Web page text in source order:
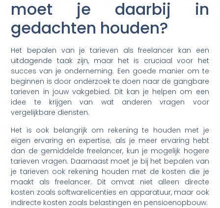
moet je daarbij in
gedachten houden?
Het bepalen van je tarieven als freelancer kan een
uitdagende taak zijn, maar het is cruciaal voor het
succes van je onderneming. Een goede manier om te
beginnen is door onderzoek te doen naar de gangbare
tarieven in jouw vakgebied. Dit kan je helpen om een
idee te krijgen van wat anderen vragen voor
vergelijkbare diensten.
Het is ook belangrijk om rekening te houden met je
eigen ervaring en expertise; als je meer ervaring hebt
dan de gemiddelde freelancer, kun je mogelijk hogere
tarieven vragen. Daarnaast moet je bij het bepalen van
je tarieven ook rekening houden met de kosten die je
maakt als freelancer. Dit omvat niet alleen directe
kosten zoals softwarelicenties en apparatuur, maar ook
indirecte kosten zoals belastingen en pensioenopbouw.